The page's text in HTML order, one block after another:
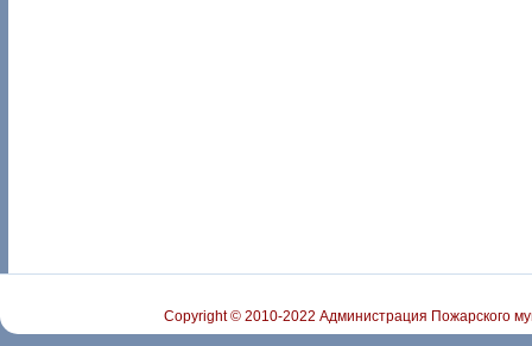
Copyright © 2010-2022 Администрация Пожарского